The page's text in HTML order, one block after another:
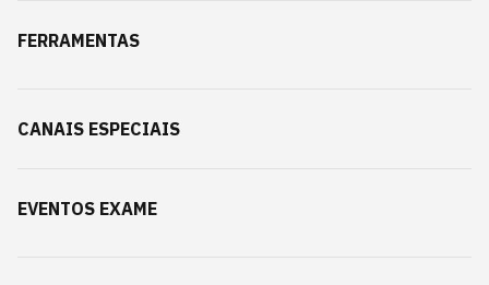
FERRAMENTAS
CANAIS ESPECIAIS
EVENTOS EXAME